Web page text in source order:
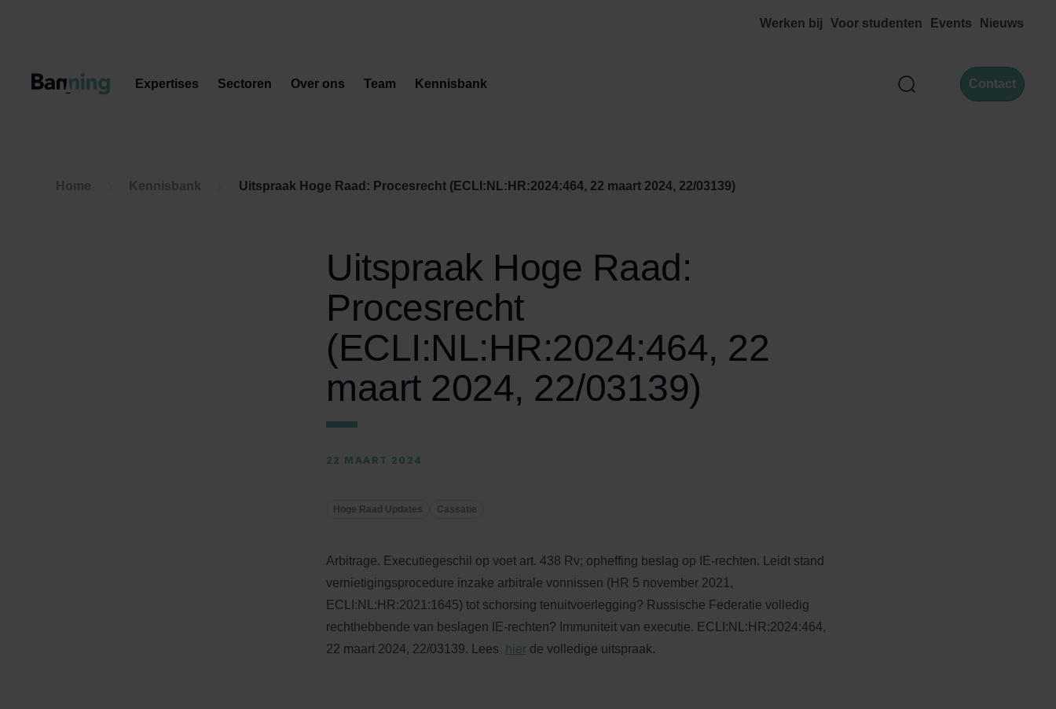
Werken bij Voor studenten Events Nieuws
Zoek Contact
Expertises Sectoren Over ons Team Kennisbank
Home Kennisbank Uitspraak Hoge Raad: Procesrecht (ECLI:NL:HR:2024:464, 22 maart 2024, 22/03139)
Uitspraak Hoge Raad:
Procesrecht
(ECLI:NL:HR:2024:464, 22
maart 2024, 22/03139)
22 MAART 2024
Hoge Raad Updates Cassatie
Arbitrage. Executiegeschil op voet art. 438 Rv; opheffing beslag op IE-rechten. Leidt stand
vernietigingsprocedure inzake arbitrale vonnissen (HR 5 november 2021,
ECLI:NL:HR:2021:1645) tot schorsing tenuitvoerlegging? Russische Federatie volledig
rechthebbende van beslagen IE-rechten? Immuniteit van executie. ECLI:NL:HR:2024:464,
22 maart 2024, 22/03139. Lees
hier de volledige uitspraak.